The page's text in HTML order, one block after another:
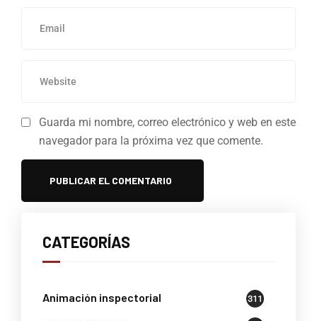
Guarda mi nombre, correo electrónico y web en este
navegador para la próxima vez que comente.
CATEGORÍAS
Animación inspectorial 311